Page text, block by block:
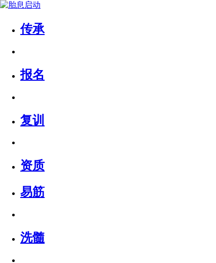
传承
报名
复训
资质
易筋
洗髓